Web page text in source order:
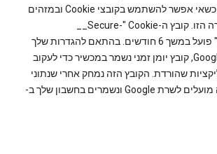
את ההשפעה שלהן, כשאי אפשר להשתמש בקובצי Cookie ובמזהים
קיימים אחרים למטרה הזו. קובץ ה-Cookie‏ "‎__Secure-
ROLLOUT_TOKEN" פועל במשך 6 חודשים. בהתאם להגדרות שלך
באפליקציית Google Play, קובץ יומן זמני נשמר במכשיר כדי לעקוב
שהורדת. הקובץ הזה נמחק אחרי שנתוני
השימוש באפליקציה מועלים לשרת Google ונשמרים בחשבון שלך ב-